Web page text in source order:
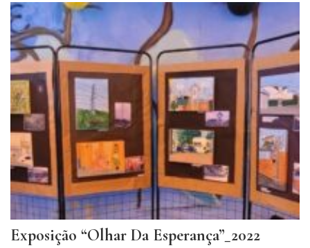
Exposição “Olhar Da Esperança”_2022